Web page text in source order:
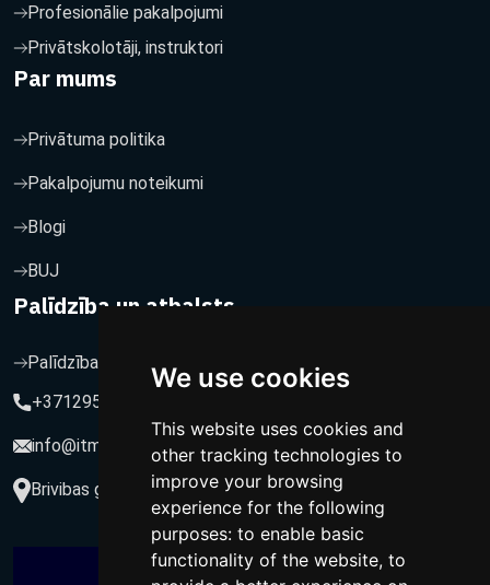
We use cookies
This website uses cookies and
other tracking technologies to
improve your browsing
experience for the following
purposes: to enable basic
functionality of the website, to
Profesionālie pakalpojumi
Privātskolotāji, instruktori
Par mums
Privātuma politika
Pakalpojumu noteikumi
Blogi
BUJ
Palīdzība un atbalsts
Palīdzība un atbalsts
+37129564547
info@itmarketing.lv
Brivibas gatve 234-77, LV-1039, Riga, Latvia